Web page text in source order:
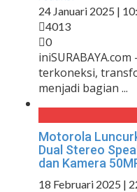
24 Januari 2025 |
4013
0
terkoneksi,
menjadi bagian ...
Motorola
Dual Stereo
dan Kamera
18 Februari 2025 |